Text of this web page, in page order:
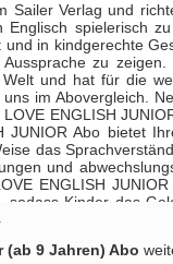
Sailer Verlag und
spielerisch
in kindgerechte
zu zeigen.
und hat für die
im Abovergleich.
ENGLISH
Abo bietet
das
und
ENGLISH
Kinder das
sondern
von
in der englischen
9 Jahren) Abo